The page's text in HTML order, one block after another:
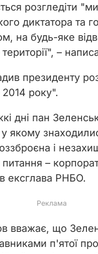
розгледіти
диктатора та
на будь-яке
–
президенту
2014 року".
дні пан
якому
і
питання –
ексглава РНБО.
вважає, що
п'ятої